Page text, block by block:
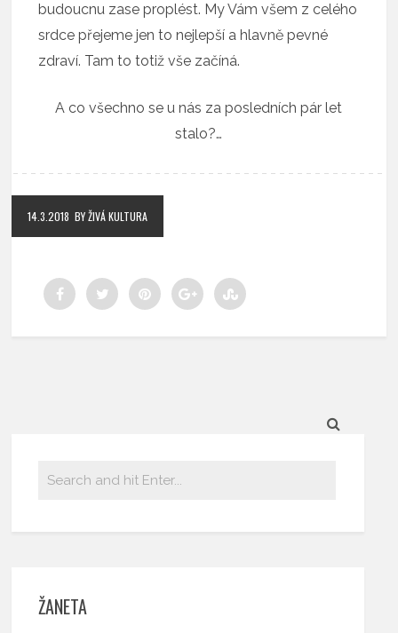
budoucnu zase proplést. My Vám všem z celého
srdce přejeme jen to nejlepší a hlavně pevné
zdraví. Tam to totiž vše začíná.
A co všechno se u nás za posledních pár let
stalo?…
14.3.2018 BY ŽIVÁ KULTURA
ŽANETA